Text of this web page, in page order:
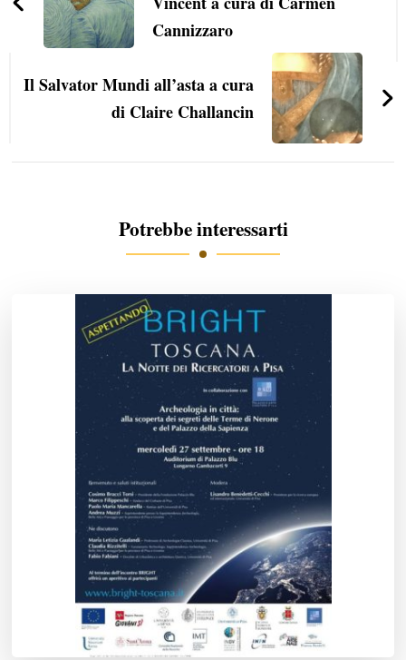
Cannizzaro
Il Salvator Mundi all’asta a cura
di Claire Challancin
Potrebbe interessarti